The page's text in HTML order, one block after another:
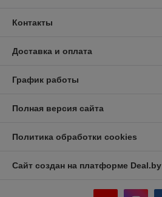
Контакты
Доставка и оплата
График работы
Полная версия сайта
Политика обработки cookies
Сайт создан на платформе Deal.by